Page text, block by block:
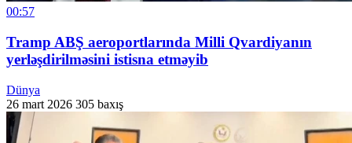
00:57
Tramp ABŞ aeroportlarında Milli Qvardiyanın
yerləşdirilməsini istisna etməyib
Dünya
26 mart 2026 305 baxış